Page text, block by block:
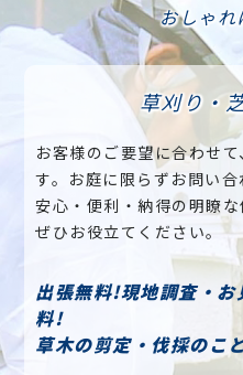
おしゃれ
草刈り・
お客様のご要望に合わせ
す。お庭に限らずお問い合
安心・便利・納得の明瞭
ぜひお役立てください。
出張無料!現地調査・
料!
草木の剪定・伐採のこ